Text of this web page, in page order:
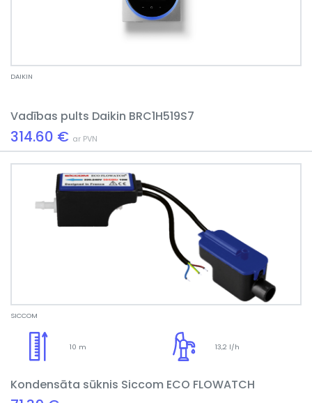
DAIKIN
Vadības pults Daikin BRC1H519S7
314.60 € ar PVN
SICCOM
13,2 l/h
10 m
Kondensāta sūknis Siccom ECO FLOWATCH